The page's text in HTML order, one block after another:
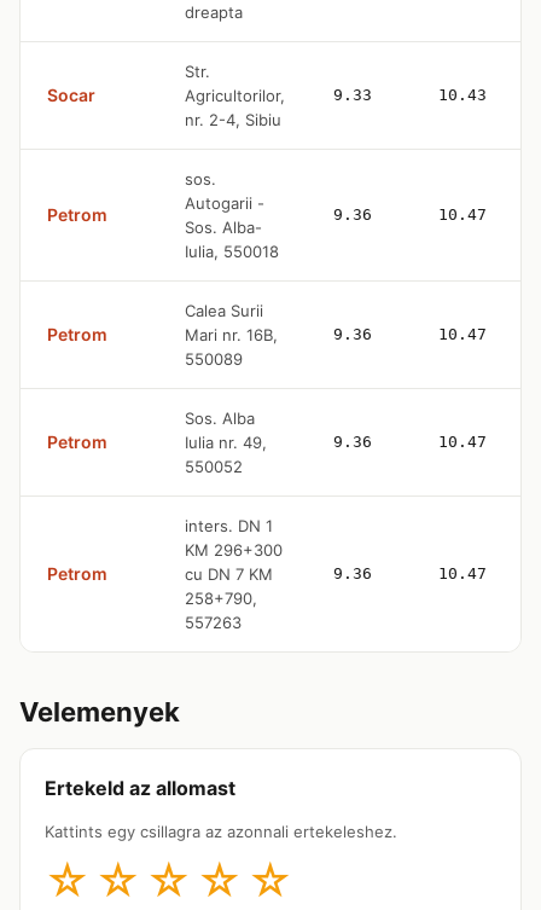
dreapta
Socar
Str.
Agricultorilor,
nr. 2-4, Sibiu
9.33 10.43
Petrom
sos.
Autogarii -
Sos. Alba-
Iulia, 550018
9.36 10.47
Petrom
Calea Surii
Mari nr. 16B,
550089
9.36 10.47
Petrom
Sos. Alba
Iulia nr. 49,
550052
9.36 10.47
Petrom
inters. DN 1
KM 296+300
cu DN 7 KM
258+790,
557263
9.36 10.47
Velemenyek
Ertekeld az allomast
Kattints egy csillagra az azonnali ertekeleshez.
☆ ☆ ☆ ☆ ☆